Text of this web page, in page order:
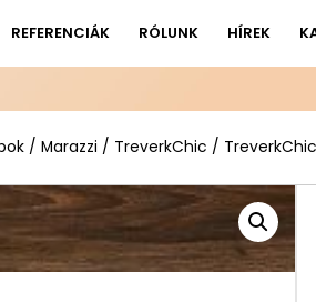
REFERENCIÁK RÓLUNK HÍREK
/ Marazzi / TreverkChic /